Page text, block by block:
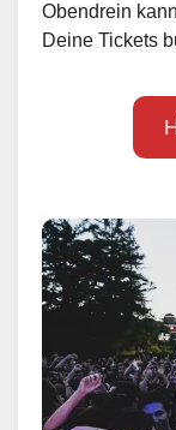
Obendrein
Deine Tickets